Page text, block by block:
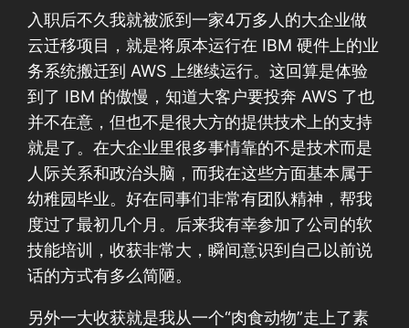
入职后不久我就被派到一家4万多人的大企业做
云迁移项目，就是将原本运行在 IBM 硬件上的业
务系统搬迁到 AWS 上继续运行。这回算是体验
到了 IBM 的傲慢，知道大客户要投奔 AWS 了也
并不在意，但也不是很大方的提供技术上的支持
就是了。在大企业里很多事情靠的不是技术而是
人际关系和政治头脑，而我在这些方面基本属于
幼稚园毕业。好在同事们非常有团队精神，帮我
度过了最初几个月。后来我有幸参加了公司的软
技能培训，收获非常大，瞬间意识到自己以前说
话的方式有多么简陋。
另外一大收获就是我从一个“肉食动物”走上了素